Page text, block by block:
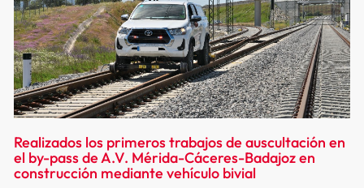
Realizados los primeros trabajos de auscultación en
el by-pass de A.V. Mérida-Cáceres-Badajoz en
construcción mediante vehículo bivial